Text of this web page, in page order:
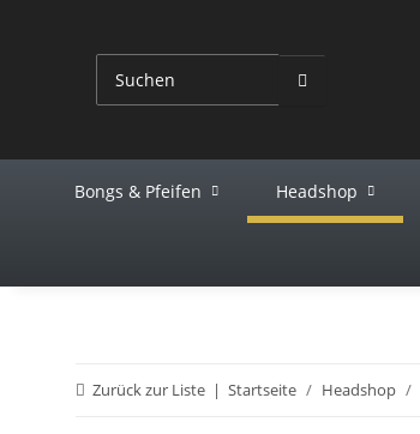
Bongs & Pfeifen Headshop
Zurück zur Liste Startseite Headshop